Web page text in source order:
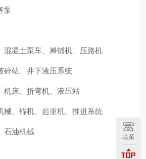
泵
混凝土泵车、摊铺机、压路机
碎站、井下液压系统
机床、折弯机、液压站
械、锚机、起重机、推进系统
石油机械
联系